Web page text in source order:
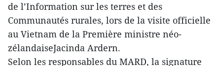
de l’Information sur les terres et des
Communautés rurales, lors de la visite officielle
au Vietnam de la Première ministre néo-
zélandaiseJacinda Ardern.
Selon les responsables du MARD, la signature